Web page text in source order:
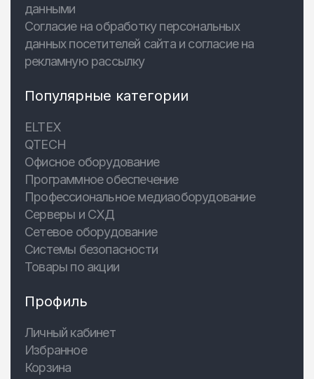
данными
Согласие на обработку персональных
данных посетителей сайта и согласие на
рекламную рассылку
Популярные категории
ELTEX
QTECH
Офисное оборудование
Программное обеспечение
Профессиональное медиаоборудование
Серверы и СХД
Сетевое оборудование
Системы безопасности
Товары по акции
Профиль
Личный кабинет
Избранное
Корзина